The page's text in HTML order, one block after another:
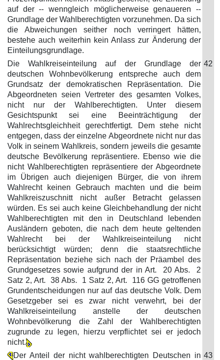
auf der -- wenngleich möglicherweise genaueren --
Grundlage der Wahlberechtigten vorzunehmen. Da sich
die Abweichungen seither noch verringert hätten,
bestehe auch weiterhin kein Anlass zur Änderung der
Einteilungsgrundlage.
Die Wahlkreiseinteilung auf der Grundlage der
deutschen Wohnbevölkerung entspreche auch dem
Grundsatz der demokratischen Repräsentation. Die
Abgeordneten seien Vertreter des gesamten Volkes,
nicht nur der Wahlberechtigten. Unter diesem
Gesichtspunkt sei eine Beeinträchtigung der
Wahlrechtsgleichheit gerechtfertigt. Dem stehe nicht
entgegen, dass der einzelne Abgeordnete nicht nur das
Volk in seinem Wahlkreis, sondern jeweils die gesamte
deutsche Bevölkerung repräsentiere. Ebenso wie die
nicht Wahlberechtigten repräsentiere der Abgeordnete
im Übrigen auch diejenigen Bürger, die von ihrem
Wahlrecht keinen Gebrauch machten und die beim
Wahlkreiszuschnitt nicht außer Betracht gelassen
würden. Es sei auch keine Gleichbehandlung der nicht
Wahlberechtigten mit den in Deutschland lebenden
Ausländern geboten, die nach dem heute geltenden
Wahlrecht bei der Wahlkreiseinteilung nicht
berücksichtigt würden; denn die staatsrechtliche
Repräsentation beziehe sich nach der Präambel des
Grundgesetzes sowie aufgrund der in Art. 20 Abs. 2
Satz 2, Art. 38 Abs. 1 Satz 2, Art. 116 GG getroffenen
Grundentscheidungen nur auf das deutsche Volk. Dem
Gesetzgeber sei es zwar nicht verwehrt, bei der
Wahlkreiseinteilung anstelle der deutschen
Wohnbevölkerung die Zahl der Wahlberechtigten
zugrunde zu legen, hierzu verpflichtet sei er jedoch
nicht.
42
Der Anteil der nicht wahlberechtigten Deutschen in 43